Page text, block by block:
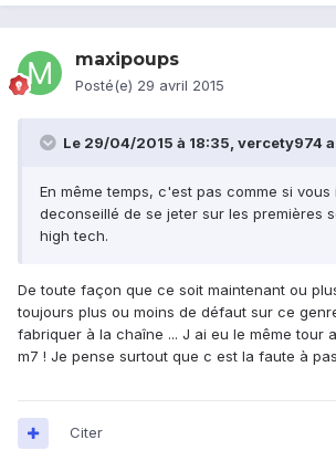
maxipoups
Posté(e) 29 avril 2015
Le 29/04/2015 à 18:35, vercety974
En même temps, c'est pas comme si
deconseillé de se jeter sur les premières
high tech.
De toute façon que ce soit maintenant ou
toujours plus ou moins de défaut sur ce
fabriquer à la chaîne ... J ai eu le même tour
m7 ! Je pense surtout que c est la faute à
Citer